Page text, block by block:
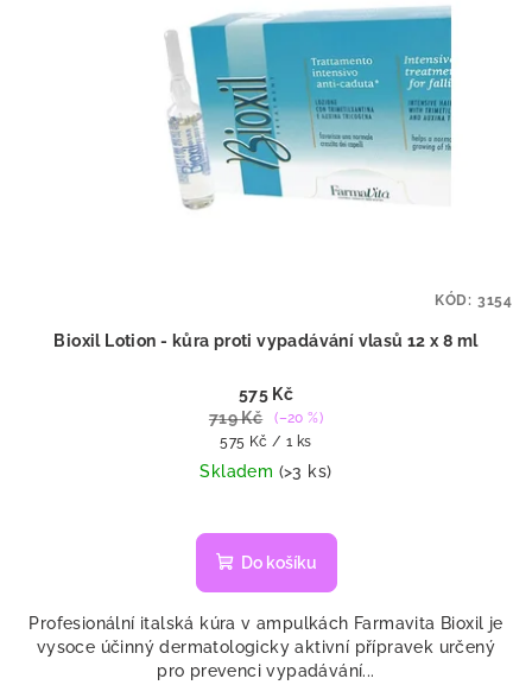
Bioxil Lotion - kůra proti vypadávání vlasů 12 x 8 ml
575 Kč
719 Kč
(–20 %)
Měrná
cena:
575 Kč / 1 ks
Skladem (>3 ks)
Do košíku
Profesionální italská kúra v ampulkách Farmavita Bioxil je
vysoce účinný dermatologicky aktivní přípravek určený
pro prevenci vypadávání...
KÓD: 3154